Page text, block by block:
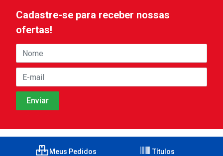
Cadastre-se para receber nossas
ofertas!
Meus Pedidos Títulos